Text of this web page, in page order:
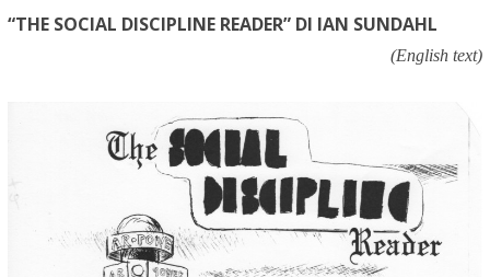
“THE SOCIAL DISCIPLINE READER” DI IAN SUNDAHL
(English text)